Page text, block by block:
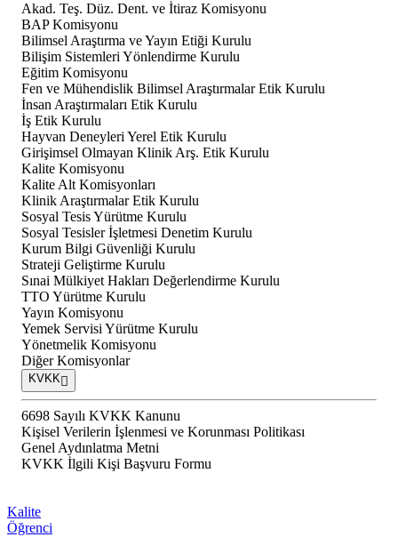
Akad. Teş. Düz. Dent. ve İtiraz Komisyonu
BAP Komisyonu
Bilimsel Araştırma ve Yayın Etiği Kurulu
Bilişim Sistemleri Yönlendirme Kurulu
Eğitim Komisyonu
Fen ve Mühendislik Bilimsel Araştırmalar Etik Kurulu
İnsan Araştırmaları Etik Kurulu
İş Etik Kurulu
Hayvan Deneyleri Yerel Etik Kurulu
Girişimsel Olmayan Klinik Arş. Etik Kurulu
Kalite Komisyonu
Kalite Alt Komisyonları
Klinik Araştırmalar Etik Kurulu
Sosyal Tesis Yürütme Kurulu
Sosyal Tesisler İşletmesi Denetim Kurulu
Kurum Bilgi Güvenliği Kurulu
Strateji Geliştirme Kurulu
Sınai Mülkiyet Hakları Değerlendirme Kurulu
TTO Yürütme Kurulu
Yayın Komisyonu
Yemek Servisi Yürütme Kurulu
Yönetmelik Komisyonu
Diğer Komisyonlar
KVKK
6698 Sayılı KVKK Kanunu
Kişisel Verilerin İşlenmesi ve Korunması Politikası
Genel Aydınlatma Metni
KVKK İlgili Kişi Başvuru Formu
Kalite
Öğrenci